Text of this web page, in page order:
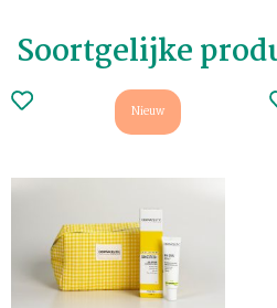
Soortgelijke
Nieuw